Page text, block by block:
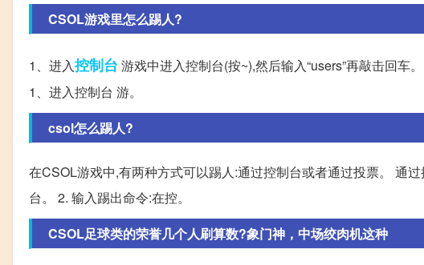
CSOL游戏里怎么踢人?
1、进入控制台 游戏中进入控制台(按~),然后输入“users”再敲击回车
1、进入控制台 游。
csol怎么踢人?
在CSOL游戏中,有两种方式可以踢人:通过控制台或者通过投票。 通
台。 2. 输入踢出命令:在控。
CSOL足球类的荣誉几个人刷算数?象门神，中场绞肉机这种